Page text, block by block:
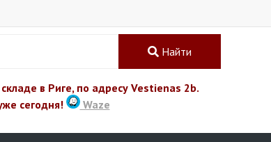
Найти
в Риге, по адресу Vestienas 2b.
сегодня!
Waze